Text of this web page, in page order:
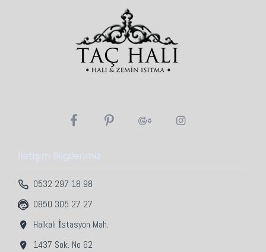
İletişim Bilgilerimiz
0532 297 18 98
0850 305 27 27
Halkalı İstasyon Mah.
1437 Sok. No 62